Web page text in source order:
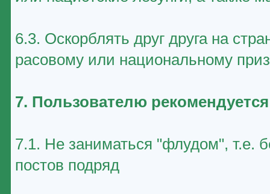
6.3. Оскорблять друг друга на
расовому или национальному
7. Пользователю
7.1. Не заниматься "флудом", т.е.
постов подряд